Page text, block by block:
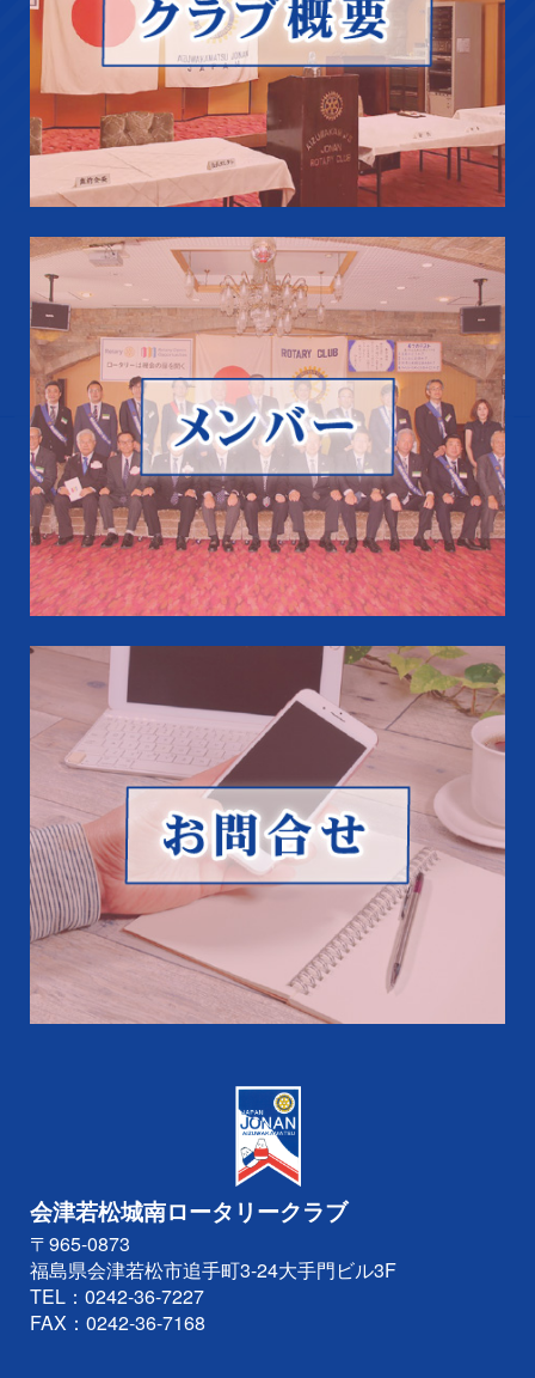
会津若松城南ロータリークラブ
〒965-0873
福島県会津若松市追手町3-24大手門ビル3F
TEL： 0242-36-7227
FAX：0242-36-7168